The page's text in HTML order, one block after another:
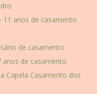
11 anos de casamento
de casamento
anos de casamento
Capela Casamento dos